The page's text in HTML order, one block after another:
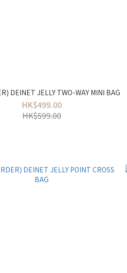
DEINET JELLY TWO-WAY MINI BAG
HK$499.00
HK$599.00